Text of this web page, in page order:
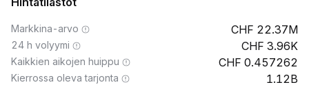
Markkina-arvo 22.37M
24 h volyymi 3.96K
Kaikkien aikojen huippu 0.457262
Kierrossa oleva tarjonta 1.12B